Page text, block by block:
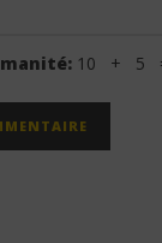
10 + 5